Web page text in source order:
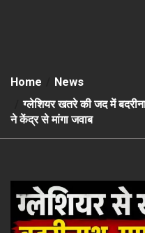
Home
News
ग्लेशियर खतरे की जद में
ने केंद्र से मांगा जवाब